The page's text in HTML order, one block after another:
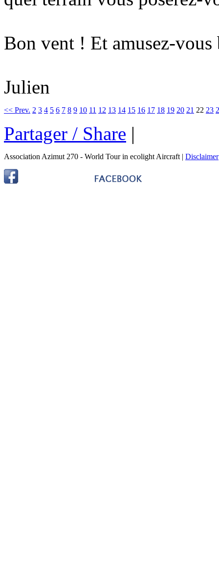
Bon vent ! Et amusez-vous
Julien
<< Prev. 2 3 4 5 6 7 8 9 10 11 12 13 14 15 16 17 18 19 20 21 22 23
Partager / Share |
Association Azimut 270 - World Tour in ecolight Aircraft | Disclaimer